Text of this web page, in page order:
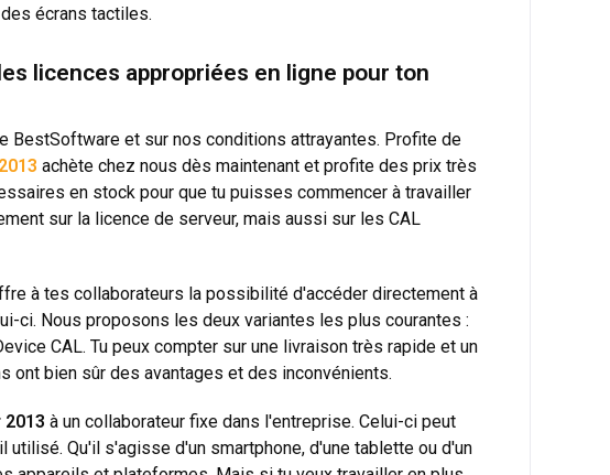
écrans tactiles.
licences appropriées en ligne pour ton
BestSoftware et sur nos conditions attrayantes. Profite de
achète chez nous dès maintenant et profite des prix très
en stock pour que tu puisses commencer à travailler
sur la licence de serveur, mais aussi sur les CAL
à tes collaborateurs la possibilité d'accéder directement à
ci. Nous proposons les deux variantes les plus courantes :
CAL. Tu peux compter sur une livraison très rapide et un
bien sûr des avantages et des inconvénients.
à un collaborateur fixe dans l'entreprise. Celui-ci peut
Qu'il s'agisse d'un smartphone, d'une tablette ou d'un